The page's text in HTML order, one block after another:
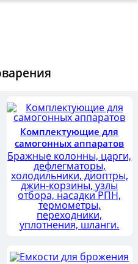
Комплектующие для
самогонных аппаратов
Бражные колонны, царги,
дефлегматоры,
холодильники, диоптры,
джин-корзины, узлы
отбора, насадки РПН,
термометры,
переходники,
уплотнения, шланги.